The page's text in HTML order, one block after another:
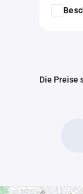
Die Preise